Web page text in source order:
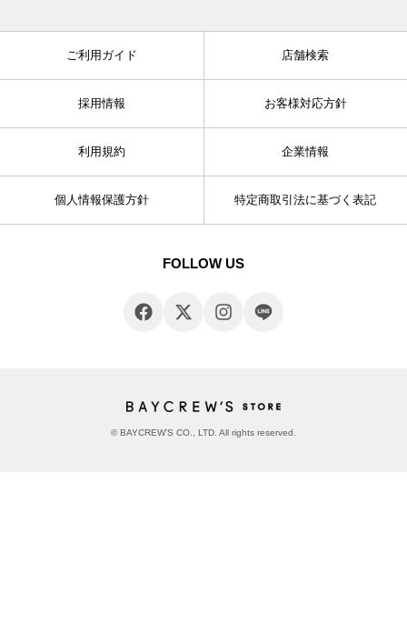
ご利用ガイド 店舗検索
採用情報 お客様対応方針
利用規約 企業情報
個人情報保護方針 特定商取引法に基づく表記
FOLLOW US
© BAYCREW’S CO., LTD. All rights reserved.